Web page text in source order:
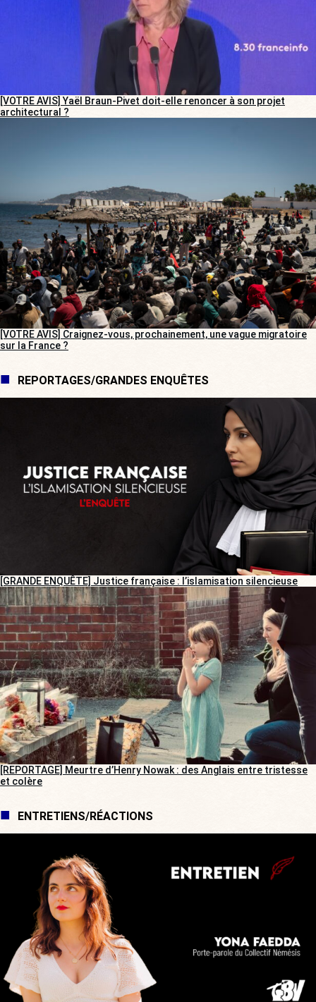
[VOTRE AVIS] Yaël Braun-Pivet doit-elle renoncer à son projet
architectural ?
[VOTRE AVIS] Craignez-vous, prochainement, une vague migratoire
sur la France ?
REPORTAGES/GRANDES ENQUÊTES
[GRANDE ENQUÊTE] Justice française : l’islamisation silencieuse
[REPORTAGE] Meurtre d’Henry Nowak : des Anglais entre tristesse
et colère
ENTRETIENS/RÉACTIONS